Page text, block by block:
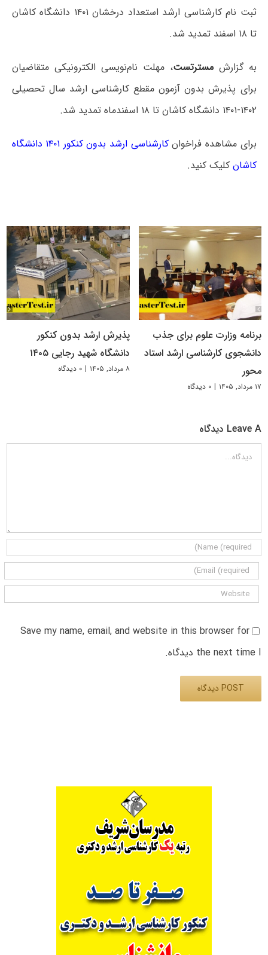
ثبت نام کارشناسی ارشد استعداد درخشان ۱۴۰۱ دانشگاه کاشان
تا ۱۸ اسفند تمدید شد.
به گزارشمسترتست، مهلت نام‌نویسی الکترونیکی متقاضیان
برای پذیرش بدون آزمون مقطع کارشناسی ارشد سال تحصیلی
۱۴۰۲-۱۴۰۱ دانشگاه کاشان تا ۱۸ اسفندماه تمدید شد.
برای مشاهده فراخوان
کارشناسی ارشد بدون کنکور ۱۴۰۱ دانشگاه
کاشان کلیک کنید.
برنامه وزارت علوم برای جذب
دانشجوی کارشناسی ارشد استاد
محور
۱۷ مرداد, ۱۴۰۵ | ۰ دیدگاه
پذیرش ارشد بدون کنکور
دانشگاه شهید رجایی ۱۴۰۵
۸ مرداد, ۱۴۰۵ | ۰ دیدگاه
Leave A دیدگاه
دیدگاه
Save my name, email, and website in this browser for
the next time I دیدگاه.